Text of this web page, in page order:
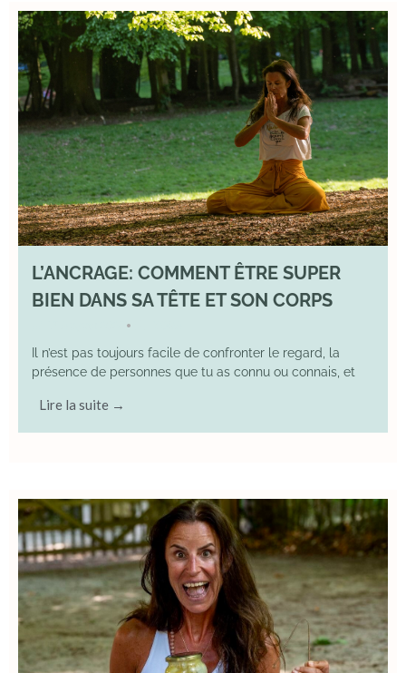
L’ANCRAGE: COMMENT ÊTRE SUPER
BIEN DANS SA TÊTE ET SON CORPS
•
Il n’est pas toujours facile de confronter le regard, la
présence de personnes que tu as connu ou connais, et
Lire la suite →